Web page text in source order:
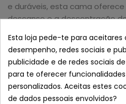
e duráveis, esta cama
descanso e a descontração
sempre um ambiente
para cães de diferentes
cómoda e funcional para
Semelhante a
Amarillo
Esta loja pede-te para aceitares
desempenho, redes sociais e
publicidade e de redes sociais
para te oferecer
personalizados. Aceitas estes
de dados pessoais envolvidos?